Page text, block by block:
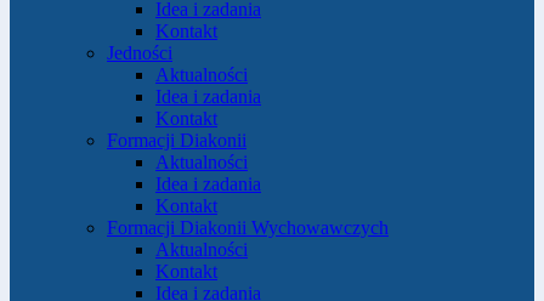
Idea i zadania
Kontakt
Jedności
Aktualności
Idea i zadania
Kontakt
Formacji Diakonii
Aktualności
Idea i zadania
Kontakt
Formacji Diakonii Wychowawczych
Aktualności
Kontakt
Idea i zadania